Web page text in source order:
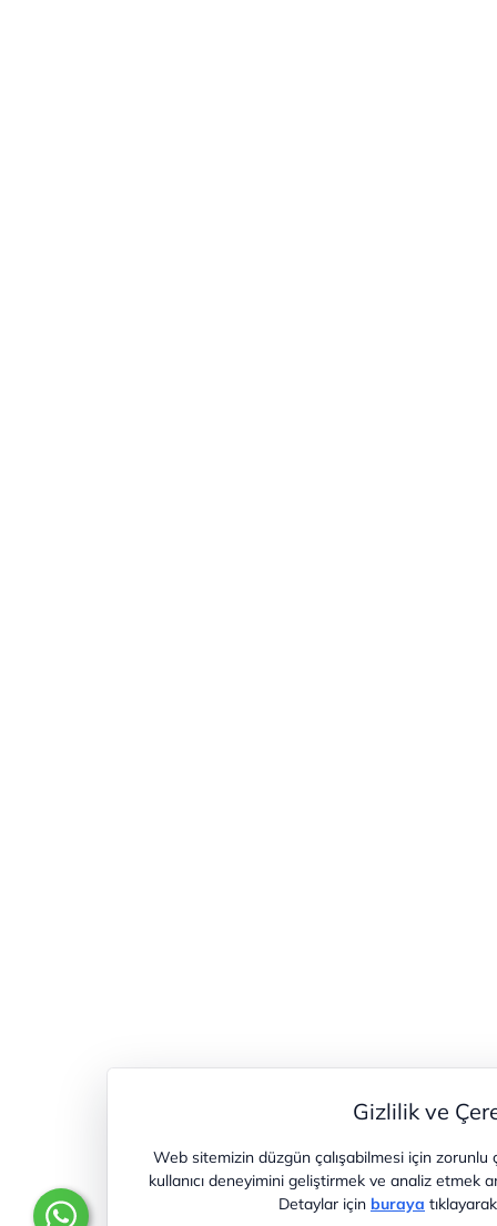
Gizlilik ve
Web sitemizin düzgün çalışabilmesi için zorunlu
kullanıcı deneyimini geliştirmek ve analiz etmek
Detaylar için buraya